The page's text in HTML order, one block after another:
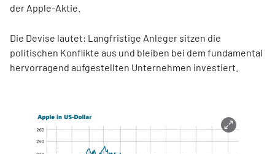
der Apple-Aktie.
Die Devise lautet: Langfristige Anleger sitzen die
politischen Konflikte aus und bleiben bei dem fundamental
hervorragend aufgestellten Unternehmen investiert.